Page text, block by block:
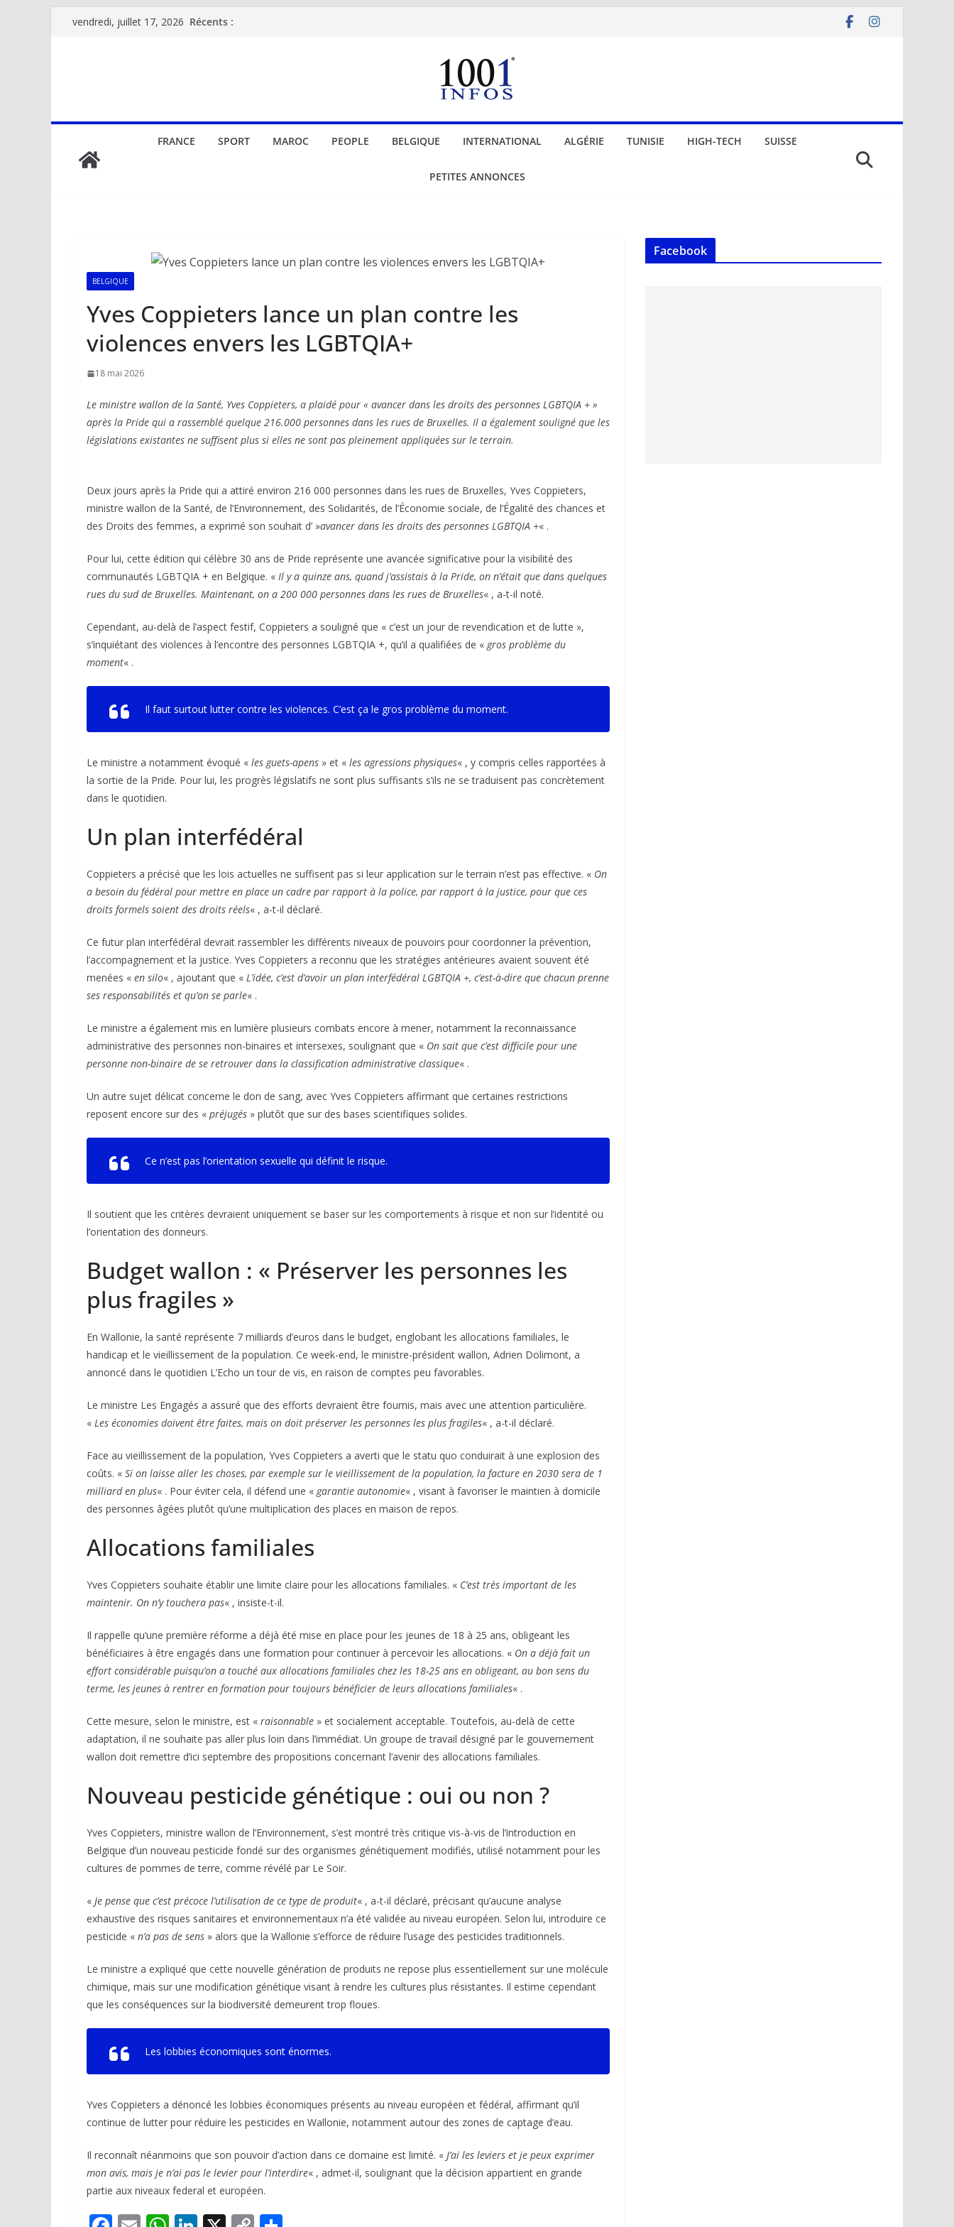
Passervendredi, juillet 17, 2026 Récents :
FRANCE SPORT MAROC PEOPLE BELGIQUE INTERNATIONAL ALGÉRIE TUNISIE HIGH-TECH SUISSE
PETITES ANNONCES
BELGIQUE
Yves Coppieters lance un plan contre les
violences envers les LGBTQIA+
18 mai 2026
Le ministre wallon de la Santé, Yves Coppieters, a plaidé pour « avancer dans les droits des personnes LGBTQIA + »
après la Pride qui a rassemblé quelque 216.000 personnes dans les rues de Bruxelles. Il a également souligné que les
législations existantes ne suffisent plus si elles ne sont pas pleinement appliquées sur le terrain.
Deux jours après la Pride qui a attiré environ 216 000 personnes dans les rues de Bruxelles, Yves Coppieters,
ministre wallon de la Santé, de l’Environnement, des Solidarités, de l’Économie sociale, de l’Égalité des chances et
des Droits des femmes, a exprimé son souhait d’ »avancer dans les droits des personnes LGBTQIA +« .
Pour lui, cette édition qui célèbre 30 ans de Pride représente une avancée significative pour la visibilité des
communautés LGBTQIA + en Belgique. « Il y a quinze ans, quand j’assistais à la Pride, on n’était que dans quelques
rues du sud de Bruxelles. Maintenant, on a 200 000 personnes dans les rues de Bruxelles« , a-t-il noté.
Cependant, au-delà de l’aspect festif, Coppieters a souligné que « c’est un jour de revendication et de lutte »,
s’inquiétant des violences à l’encontre des personnes LGBTQIA +, qu’il a qualifiées de « gros problème du
moment« .
Il faut surtout lutter contre les violences. C’est ça le gros problème du moment.
Le ministre a notamment évoqué « les guets-apens » et « les agressions physiques« , y compris celles rapportées à
la sortie de la Pride. Pour lui, les progrès législatifs ne sont plus suffisants s’ils ne se traduisent pas concrètement
dans le quotidien.
Un plan interfédéral
Coppieters a précisé que les lois actuelles ne suffisent pas si leur application sur le terrain n’est pas effective. « On
a besoin du fédéral pour mettre en place un cadre par rapport à la police, par rapport à la justice, pour que ces
droits formels soient des droits réels« , a-t-il déclaré.
Ce futur plan interfédéral devrait rassembler les différents niveaux de pouvoirs pour coordonner la prévention,
l’accompagnement et la justice. Yves Coppieters a reconnu que les stratégies antérieures avaient souvent été
menées « en silo« , ajoutant que « L’idée, c’est d’avoir un plan interfédéral LGBTQIA +, c’est-à-dire que chacun prenne
ses responsabilités et qu’on se parle« .
Le ministre a également mis en lumière plusieurs combats encore à mener, notamment la reconnaissance
administrative des personnes non-binaires et intersexes, soulignant que « On sait que c’est difficile pour une
personne non-binaire de se retrouver dans la classification administrative classique« .
Un autre sujet délicat concerne le don de sang, avec Yves Coppieters affirmant que certaines restrictions
reposent encore sur des « préjugés » plutôt que sur des bases scientifiques solides.
Ce n’est pas l’orientation sexuelle qui définit le risque.
Il soutient que les critères devraient uniquement se baser sur les comportements à risque et non sur l’identité ou
l’orientation des donneurs.
Budget wallon : « Préserver les personnes les
plus fragiles »
En Wallonie, la santé représente 7 milliards d’euros dans le budget, englobant les allocations familiales, le
handicap et le vieillissement de la population. Ce week-end, le ministre-président wallon, Adrien Dolimont, a
annoncé dans le quotidien L’Echo un tour de vis, en raison de comptes peu favorables.
Le ministre Les Engagés a assuré que des efforts devraient être fournis, mais avec une attention particulière.
« Les économies doivent être faites, mais on doit préserver les personnes les plus fragiles« , a-t-il déclaré.
Face au vieillissement de la population, Yves Coppieters a averti que le statu quo conduirait à une explosion des
coûts. « Si on laisse aller les choses, par exemple sur le vieillissement de la population, la facture en 2030 sera de 1
milliard en plus« . Pour éviter cela, il défend une « garantie autonomie« , visant à favoriser le maintien à domicile
des personnes âgées plutôt qu’une multiplication des places en maison de repos.
Allocations familiales
Yves Coppieters souhaite établir une limite claire pour les allocations familiales. « C’est très important de les
maintenir. On n’y touchera pas« , insiste-t-il.
Il rappelle qu’une première réforme a déjà été mise en place pour les jeunes de 18 à 25 ans, obligeant les
bénéficiaires à être engagés dans une formation pour continuer à percevoir les allocations. « On a déjà fait un
effort considérable puisqu’on a touché aux allocations familiales chez les 18-25 ans en obligeant, au bon sens du
terme, les jeunes à rentrer en formation pour toujours bénéficier de leurs allocations familiales« .
Cette mesure, selon le ministre, est « raisonnable » et socialement acceptable. Toutefois, au-delà de cette
adaptation, il ne souhaite pas aller plus loin dans l’immédiat. Un groupe de travail désigné par le gouvernement
wallon doit remettre d’ici septembre des propositions concernant l’avenir des allocations familiales.
Nouveau pesticide génétique : oui ou non ?
Yves Coppieters, ministre wallon de l’Environnement, s’est montré très critique vis-à-vis de l’introduction en
Belgique d’un nouveau pesticide fondé sur des organismes génétiquement modifiés, utilisé notamment pour les
cultures de pommes de terre, comme révélé par Le Soir.
« Je pense que c’est précoce l’utilisation de ce type de produit« , a-t-il déclaré, précisant qu’aucune analyse
exhaustive des risques sanitaires et environnementaux n’a été validée au niveau européen. Selon lui, introduire ce
pesticide « n’a pas de sens » alors que la Wallonie s’efforce de réduire l’usage des pesticides traditionnels.
Le ministre a expliqué que cette nouvelle génération de produits ne repose plus essentiellement sur une molécule
chimique, mais sur une modification génétique visant à rendre les cultures plus résistantes. Il estime cependant
que les conséquences sur la biodiversité demeurent trop floues.
Les lobbies économiques sont énormes.
Yves Coppieters a dénoncé les lobbies économiques présents au niveau européen et fédéral, affirmant qu’il
continue de lutter pour réduire les pesticides en Wallonie, notamment autour des zones de captage d’eau.
Il reconnaît néanmoins que son pouvoir d’action dans ce domaine est limité. « J’ai les leviers et je peux exprimer
mon avis, mais je n’ai pas le levier pour l’interdire« , admet-il, soulignant que la décision appartient en grande
partie aux niveaux federal et européen.
Facebook